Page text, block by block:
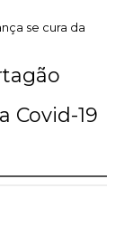
se cura da
Covid-19